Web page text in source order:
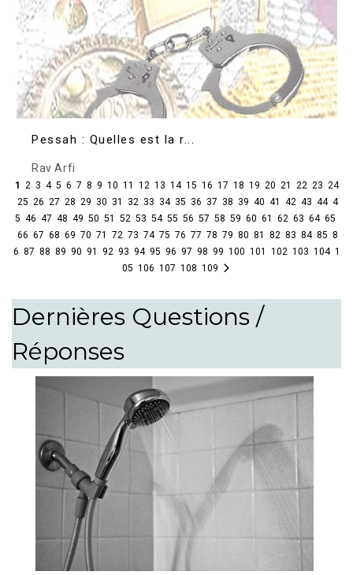
Pessah : Quelles est la r...
Rav Arfi
1 2 3 4 5 6 7 8 9 10 11 12 13 14 15 16 17 18 19 20 21 22 23 24
25 26 27 28 29 30 31 32 33 34 35 36 37 38 39 40 41 42 43 44 4
5 46 47 48 49 50 51 52 53 54 55 56 57 58 59 60 61 62 63 64 65
66 67 68 69 70 71 72 73 74 75 76 77 78 79 80 81 82 83 84 85 8
6 87 88 89 90 91 92 93 94 95 96 97 98 99 100 101 102 103 104 1
05 106 107 108 109
Dernières Questions /
Réponses